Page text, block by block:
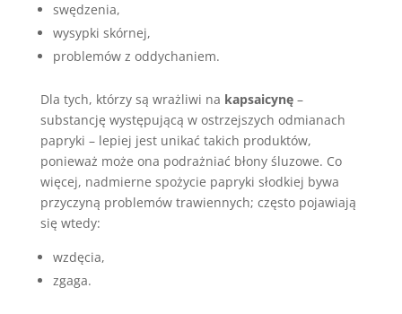
swędzenia,
wysypki skórnej,
problemów z oddychaniem.
Dla tych, którzy są wrażliwi na kapsaicynę–
substancję występującą w ostrzejszych odmianach
papryki – lepiej jest unikać takich produktów,
ponieważ może ona podrażniać błony śluzowe. Co
więcej, nadmierne spożycie papryki słodkiej bywa
przyczyną problemów trawiennych; często pojawiają
się wtedy:
wzdęcia,
zgaga.